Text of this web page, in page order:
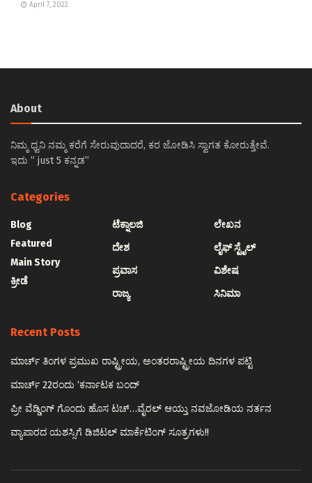
April 7, 2022
About
ನಿಮ್ಮ ಧ್ವನಿ ನಮ್ಮ ಕರೆಗೆ ಸೇರುವುದಾದರೆ, ಕರ ಜೋಡಿಸಿ ಸ್ವಾಗತ ಕೋರುತ್ತೇವೆ.
ಇದು ” just 5 ಕನ್ನಡ”
Categories
Blog
Featured
Main Story
ಕ್ರೀಡೆ
ಟೆಕ್ನಾಲಜಿ
ದೇಶ
ಪ್ರವಾಸ
ರಾಜ್ಯ
ಲೇಖನ
ಲೈಫ್ ಸ್ಟೈಲ್
ವಿಶೇಷ
ಸಿನಿಮಾ
Recent Posts
ಮಾರ್ಚ್ ತಿಂಗಳ ಪ್ರಮುಖ ರಾಷ್ಟ್ರೀಯ, ಅಂತರರಾಷ್ಟ್ರೀಯ ದಿನಗಳ ಪಟ್ಟಿ
ಮಾರ್ಚ್ 22ರಂದು ‘ಕರ್ನಾಟಕ ಬಂದ್
ಪ್ರೀ ವೆಡ್ಡಿಂಗ್ ಗೊಂದು ಹೊಸ ಟಚ್…ವೈರಲ್ ಆಯ್ತು ನವಜೋಡಿಯ ನರ್ತನ
ವ್ಯಾಪಾರದ ಯಶಸ್ಸಿಗೆ ಡಿಜಿಟಲ್ ಮಾರ್ಕೆಟಿಂಗ್ ಸೂತ್ರಗಳು!!